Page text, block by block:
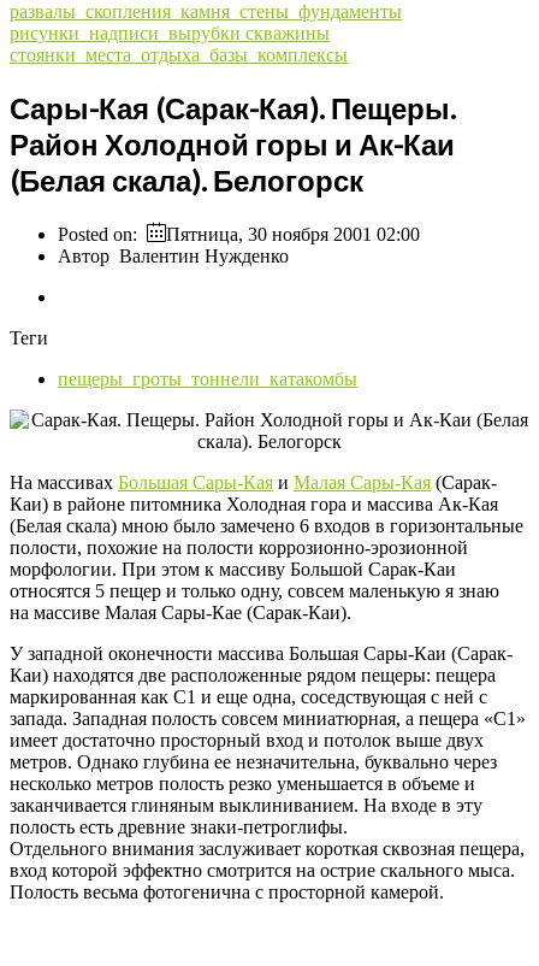
развалы_скопления_камня_стены_фундаменты
рисунки_надписи_вырубки скважины
стоянки_места_отдыха_базы_комплексы
Сары-Кая (Сарак-Кая). Пещеры.
Район Холодной горы и Ак-Каи
(Белая скала). Белогорск
Posted on:
Пятница, 30 ноября 2001 02:00
Автор Валентин Нужденко
Теги
пещеры_гроты_тоннели_катакомбы
На массивах Большая Сары-Кая и Малая Сары-Кая (Сарак-
Каи) в районе питомника Холодная гора и массива Ак-Кая
(Белая скала) мною было замечено 6 входов в горизонтальные
полости, похожие на полости коррозионно-эрозионной
морфологии. При этом к массиву Большой Сарак-Каи
относятся 5 пещер и только одну, совсем маленькую я знаю
на массиве Малая Сары-Кае (Сарак-Каи).
У западной оконечности массива Большая Сары-Каи (Сарак-
Каи) находятся две расположенные рядом пещеры: пещера
маркированная как С1 и еще одна, соседствующая с ней с
запада. Западная полость совсем миниатюрная, а пещера «С1»
имеет достаточно просторный вход и потолок выше двух
метров. Однако глубина ее незначительна, буквально через
несколько метров полость резко уменьшается в объеме и
заканчивается глиняным выклиниванием. На входе в эту
полость есть древние знаки-петроглифы.
Отдельного внимания заслуживает короткая сквозная пещера,
вход которой эффектно смотрится на острие скального мыса.
Полость весьма фотогенична с просторной камерой.